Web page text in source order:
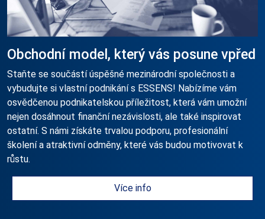
Obchodní model, který vás posune vpřed
Staňte se součástí úspěšné mezinárodní společnosti a
vybudujte si vlastní podnikání s ESSENS! Nabízíme vám
osvědčenou podnikatelskou příležitost, která vám umožní
nejen dosáhnout finanční nezávislosti, ale také inspirovat
ostatní. S námi získáte trvalou podporu, profesionální
školení a atraktivní odměny, které vás budou motivovat k
růstu.
Více info